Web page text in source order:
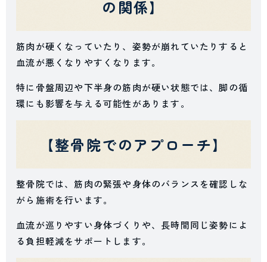
の関係】
筋肉が硬くなっていたり、姿勢が崩れていたりすると
血流が悪くなりやすくなります。
特に骨盤周辺や下半身の筋肉が硬い状態では、脚の循
環にも影響を与える可能性があります。
【整骨院でのアプローチ】
整骨院では、筋肉の緊張や身体のバランスを確認しな
がら施術を行います。
血流が巡りやすい身体づくりや、長時間同じ姿勢によ
る負担軽減をサポートします。